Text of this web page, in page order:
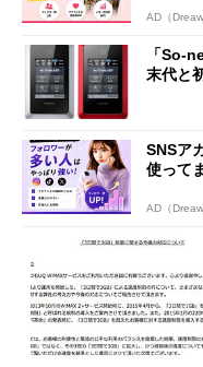
AD（
「So-
末代と
SNSア
使って
AD（